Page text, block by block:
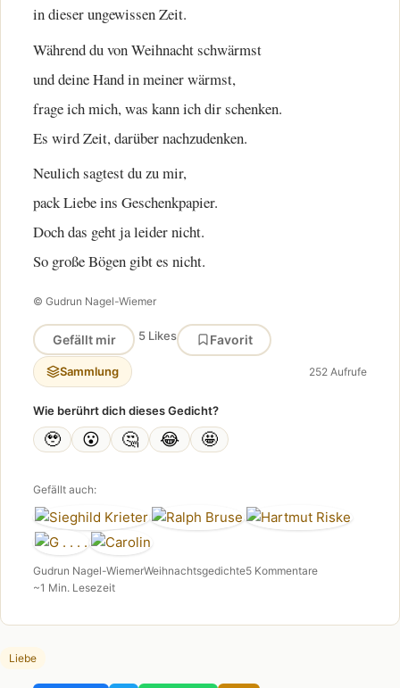
in dieser ungewissen Zeit.
Während du von Weihnacht schwärmst
und deine Hand in meiner wärmst,
frage ich mich, was kann ich dir schenken.
Es wird Zeit, darüber nachzudenken.
Neulich sagtest du zu mir,
pack Liebe ins Geschenkpapier.
Doch das geht ja leider nicht.
So große Bögen gibt es nicht.
© Gudrun Nagel-Wiemer
Gefällt mir 5 Likes Favorit
Sammlung 252 Aufrufe
Wie berührt dich dieses Gedicht?
🥹 😮 🤔 😂 🤩
Gefällt auch:
Gudrun Nagel-WiemerWeihnachtsgedichte5 Kommentare
~1 Min. Lesezeit
Liebe